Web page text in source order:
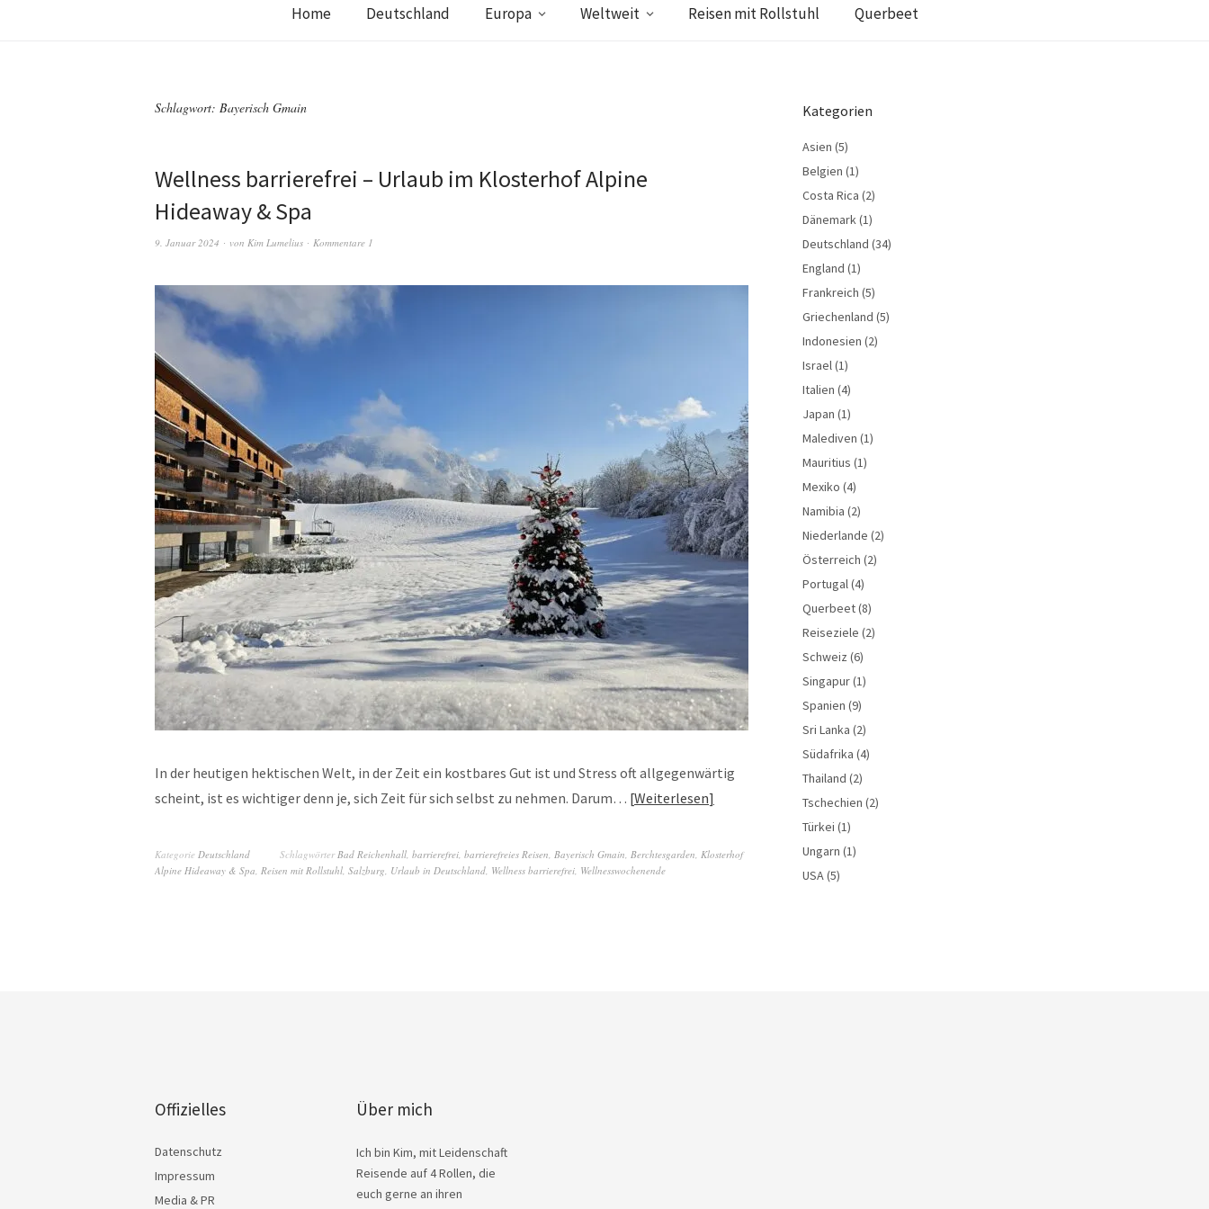
Home Deutschland Europa Weltweit Reisen mit Rollstuhl Querbeet
Schlagwort: Bayerisch Gmain
Wellness barrierefrei – Urlaub im Klosterhof Alpine
Hideaway & Spa
9. Januar 2024 von Kim Lumelius Kommentare 1
In der heutigen hektischen Welt, in der Zeit ein kostbares Gut ist und Stress oft allgegenwärtig
scheint, ist es wichtiger denn je, sich Zeit für sich selbst zu nehmen. Darum… Weiterlesen
Kategorie Deutschland SchlagwörterBad Reichenhall, barrierefrei, barrierefreies Reisen, Bayerisch Gmain, Berchtesgarden, Klosterhof
Alpine Hideaway & Spa, Reisen mit Rollstuhl, Salzburg, Urlaub in Deutschland, Wellness barrierefrei, Wellnesswochenende
Kategorien
Asien (5)
Belgien (1)
Costa Rica (2)
Dänemark(1)
Deutschland (34)
England (1)
Frankreich (5)
Griechenland (5)
Indonesien (2)
Israel(1)
Italien (4)
Japan (1)
Malediven (1)
Mauritius (1)
Mexiko (4)
Namibia (2)
Niederlande (2)
Österreich (2)
Portugal(4)
Querbeet(8)
Reiseziele (2)
Schweiz (6)
Singapur(1)
Spanien (9)
Sri Lanka (2)
Südafrika (4)
Thailand (2)
Tschechien (2)
Türkei (1)
Ungarn (1)
USA(5)
Offizielles
Datenschutz
Impressum
Media & PR
Über mich
Ich bin Kim, mit Leidenschaft
Reisende auf 4 Rollen, die
euch gerne an ihren